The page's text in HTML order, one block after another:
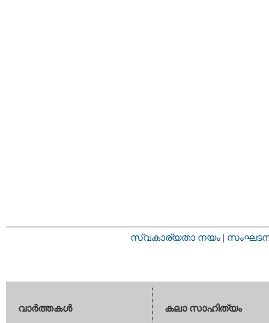
സ്വകാര്യതാ നയം |
വാര്‍ത്തകള്‍
കലാ സാഹിത്യം